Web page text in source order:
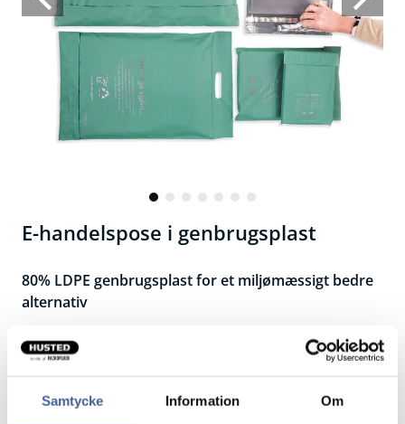
Samtycke Information Om
E-handelspose i genbrugsplast
80% LDPE genbrugsplast for et miljømæssigt bedre
alternativ
Fremstillet i folietykkelsen 60 my, ugennemsigtig plast
med mørkegrå inderside og grøn yderside
Findes som "tur og retur".
Vandtæt og rivefast.
Poserne i større størrelser har håndtag.